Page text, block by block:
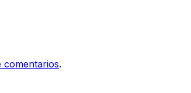
comentarios.